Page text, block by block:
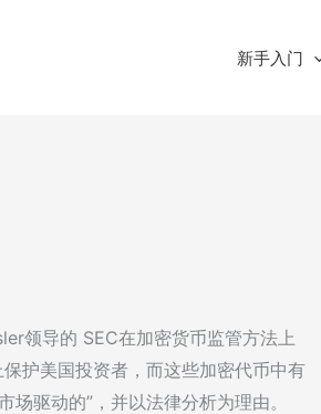
新手入门
领导的 SEC在加密货币监管方法上
护美国投资者，而这些加密代币中有
驱动的”，并以法律分析为理由。